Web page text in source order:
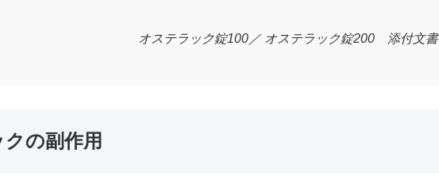
オステラック錠100／ オステラック錠200 添付文書
の副作用